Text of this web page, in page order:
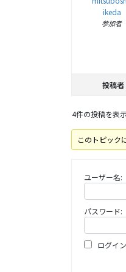
ikeda
参加者
投稿者
4件の投稿を表
このトピック
ユーザー名:
パスワード:
ログイ